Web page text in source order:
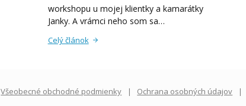
workshopu u mojej klientky a kamarátky
Janky. A vrámci neho som sa…
Celý článok
Všeobecné obchodné podmienky Ochrana osobných údajov